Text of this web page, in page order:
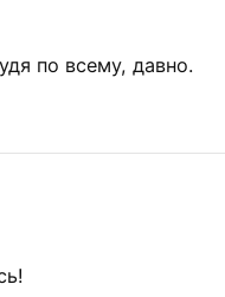
по всему, давно.